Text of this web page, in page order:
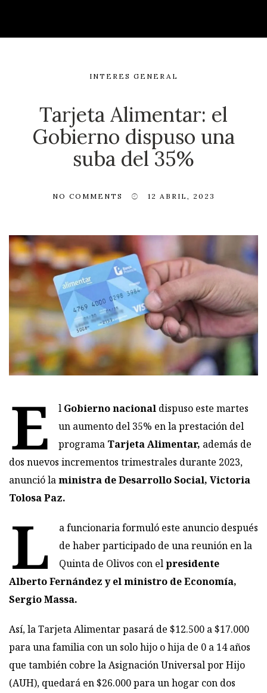
INTERES GENERAL
Tarjeta Alimentar: el
Gobierno dispuso una
suba del 35%
NO COMMENTS 12 ABRIL, 2023
E l Gobierno nacional dispuso este martes
un aumento del 35% en la prestación del
programa Tarjeta Alimentar, además de
dos nuevos incrementos trimestrales durante 2023,
anunció laministra de Desarrollo Social, Victoria
Tolosa Paz.
L
a funcionaria formuló este anuncio después
de haber participado de una reunión en la
Quinta de Olivos con elpresidente
Alberto Fernández y el ministro de Economía,
Sergio Massa.
Así, la Tarjeta Alimentar pasará de $12.500 a $17.000
para una familia con un solo hijo o hija de 0 a 14 años
que también cobre la Asignación Universal por Hijo
(AUH), quedará en $26.000 para un hogar con dos